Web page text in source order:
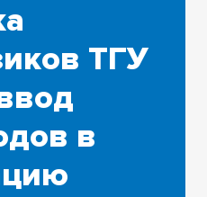
ТГУ
в